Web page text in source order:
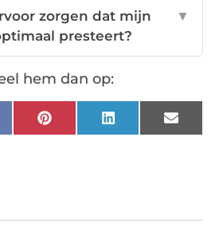
zorgen dat mijn
presteert?
▼
hem dan op:
PinterestLinkedInEmail